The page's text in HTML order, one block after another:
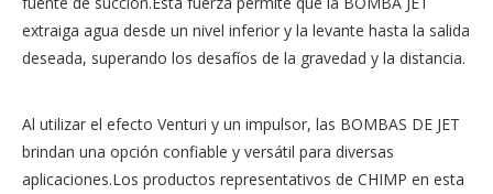
extraiga agua desde un nivel inferior y la levante hasta la salida
deseada, superando los desafíos de la gravedad y la distancia.
Al utilizar el efecto Venturi y un impulsor, las BOMBAS DE JET
brindan una opción confiable y versátil para diversas
aplicaciones.Los productos representativos de CHIMP en esta